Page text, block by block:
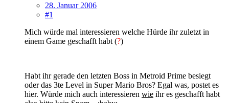
28. Januar 2006
#1
Mich würde mal interessieren welche Hürde ihr zuletzt in
einem Game geschafft habt (?)
Habt ihr gerade den letzten Boss in Metroid Prime besiegt
oder das 3te Level in Super Mario Bros? Egal was, postet es
hier. Würde mich auch interessieren wie ihr es geschafft habt